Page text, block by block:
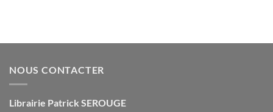
NOUS CONTACTER
Librairie Patrick SEROUGE